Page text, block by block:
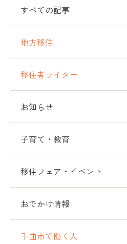
すべての記事
地方移住
移住者ライター
お知らせ
子育て・教育
移住フェア・イベント
おでかけ情報
千曲市で働く人